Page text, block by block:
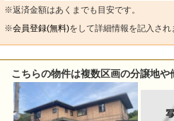
※返済金額はあくまでも目安です。
※会員登録(無料)をして詳細情報を記入さ
こちらの物件は複数区画の分譲地や